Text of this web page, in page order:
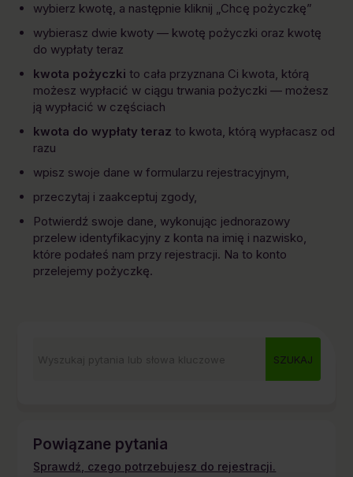
wybierz kwotę, a następnie kliknij „Chcę pożyczkę”
wybierasz dwie kwoty — kwotę pożyczki oraz kwotę
do wypłaty teraz
kwota pożyczki to cała przyznana Ci kwota, którą
możesz wypłacić w ciągu trwania pożyczki — możesz
ją wypłacić w częściach
kwota do wypłaty teraz to kwota, którą wypłacasz od
razu
wpisz swoje dane w formularzu rejestracyjnym,
przeczytaj i zaakceptuj zgody,
Potwierdź swoje dane, wykonując jednorazowy
przelew identyfikacyjny z konta na imię i nazwisko,
które podałeś nam przy rejestracji. Na to konto
przelejemy pożyczkę.
Powiązane pytania
Sprawdź, czego potrzebujesz do rejestracji.